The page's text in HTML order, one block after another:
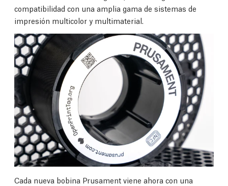
compatibilidad con una amplia gama de sistemas de
impresión multicolor y multimaterial.
Cada nueva bobina Prusament viene ahora con una